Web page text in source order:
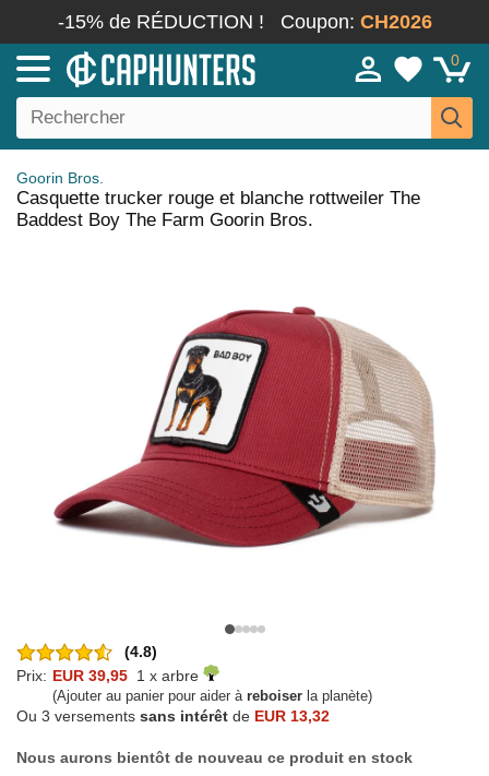
-15% de RÉDUCTION ! Coupon: CH2026
0
Goorin Bros.
Casquette trucker rouge et blanche rottweiler The
Baddest Boy The Farm Goorin Bros.
(4.8)
Prix: EUR 39,95 1 x arbre
(Ajouter au panier pour aider à reboiser la planète)
Ou 3 versements sans intérêt de EUR 13,32
Nous aurons bientôt de nouveau ce produit en stock